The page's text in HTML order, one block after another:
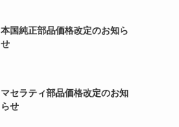
本国純正部品価格改定のお知ら
せ
マセラティ部品価格改定のお知
らせ